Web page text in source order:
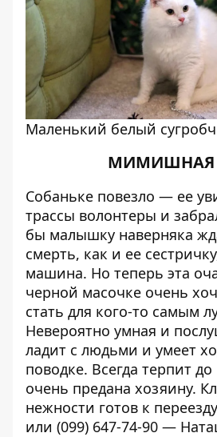
Маленький белый
МИМИШНАЯ
Собаньке повезло — ее
трассы волонтеры и
бы малышку наверняка
смерть, как и ее
машина. Но теперь эта
черной масочке очень
стать для кого-то самым
Невероятно умная и
ладит с людьми и умеет
поводке. Всегда терпит до
очень предана хозяину.
нежности готов к
или (099) 647-74-90 —